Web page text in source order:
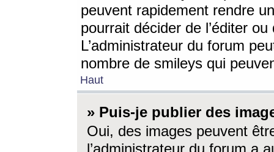
peuvent rapidement rendre
pourrait décider de l’éditer
L’administrateur du forum
nombre de smileys qui
Haut
» Puis-je publier des
Oui, des images peuvent